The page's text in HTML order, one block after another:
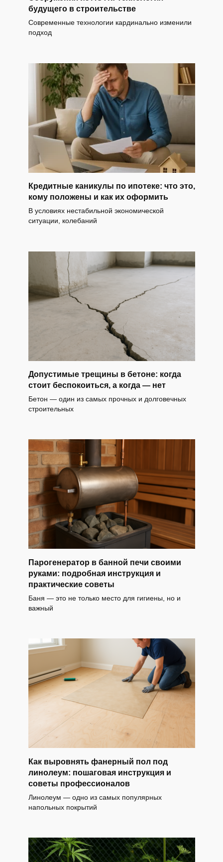
будущего в строительстве
Современные технологии кардинально изменили
подход
Кредитные каникулы по ипотеке: что это,
кому положены и как их оформить
В условиях нестабильной экономической
ситуации, колебаний
Допустимые трещины в бетоне: когда
стоит беспокоиться, а когда — нет
Бетон — один из самых прочных и долговечных
строительных
Парогенератор в банной печи своими
руками: подробная инструкция и
практические советы
Баня — это не только место для гигиены, но и
важный
Как выровнять фанерный пол под
линолеум: пошаговая инструкция и
советы профессионалов
Линолеум — одно из самых популярных
напольных покрытий